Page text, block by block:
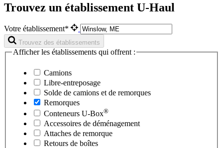
Trouvez un établissement U-Haul
Votre établissement*
Trouvez des établissements
Afficher les établissements qui offrent :
Camions
Libre-entreposage
Solde de camions et de remorques
Remorques
Conteneurs U-Box®
Accessoires de déménagement
Attaches de remorque
Retours de boîtes